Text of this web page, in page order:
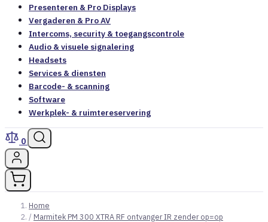
Presenteren & Pro Displays
Vergaderen & Pro AV
Intercoms, security & toegangscontrole
Audio & visuele signalering
Headsets
Services & diensten
Barcode- & scanning
Software
Werkplek- & ruimtereservering
0
Home
/ Marmitek PM 300 XTRA RF ontvanger IR zender op=op